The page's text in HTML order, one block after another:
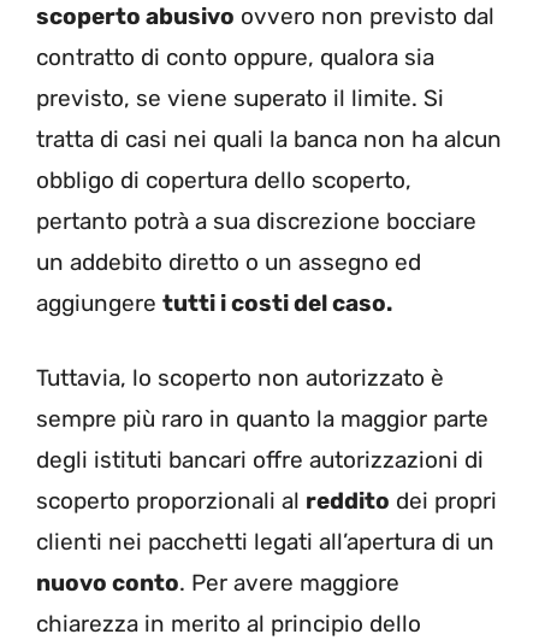
scoperto abusivo ovvero non previsto dal
contratto di conto oppure, qualora sia
previsto, se viene superato il limite. Si
tratta di casi nei quali la banca non ha alcun
obbligo di copertura dello scoperto,
pertanto potrà a sua discrezione bocciare
un addebito diretto o un assegno ed
aggiungere tutti i costi del caso.
Tuttavia, lo scoperto non autorizzato è
sempre più raro in quanto la maggior parte
degli istituti bancari offre autorizzazioni di
scoperto proporzionali al reddito dei propri
clienti nei pacchetti legati all’apertura di un
nuovo conto. Per avere maggiore
chiarezza in merito al principio dello